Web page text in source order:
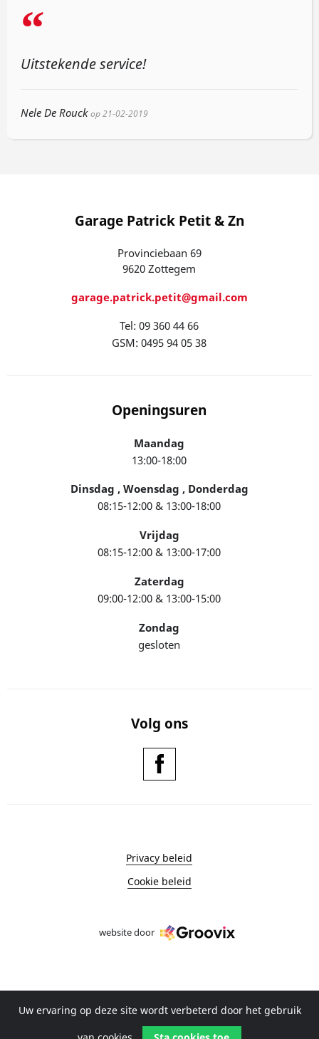
“
Uitstekende service!
Nele De Rouckop 21-02-2019
Garage Patrick Petit & Zn
Provinciebaan 69
9620 Zottegem
garage.patrick.petit@gmail.com
Tel: 09 360 44 66
GSM: 0495 94 05 38
Openingsuren
Maandag
13:00-18:00
Dinsdag , Woensdag , Donderdag
08:15-12:00 & 13:00-18:00
Vrijdag
08:15-12:00 & 13:00-17:00
Zaterdag
09:00-12:00 & 13:00-15:00
Zondag
gesloten
Volg ons
Privacy beleid
Cookie beleid
website door
Uw ervaring op deze site wordt verbeterd door het gebruik